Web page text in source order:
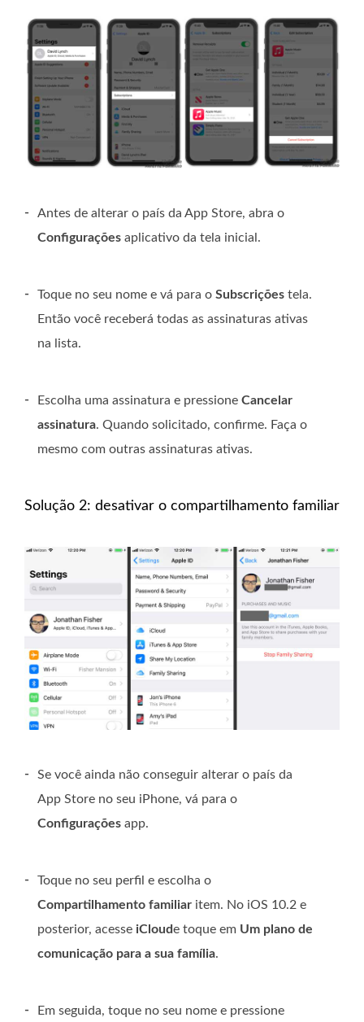
-
Antes de alterar o país da App Store, abra o
Configurações aplicativo da tela inicial.
- Toque no seu nome e vá para o Subscrições tela.
Então você receberá todas as assinaturas ativas
na lista.
- Escolha uma assinatura e pressione Cancelar
assinatura. Quando solicitado, confirme. Faça o
mesmo com outras assinaturas ativas.
Solução 2: desativar o compartilhamento familiar
-
Se você ainda não conseguir alterar o país da
App Store no seu iPhone, vá para o
Configurações app.
-
Toque no seu perfil e escolha o
Compartilhamento familiar item. No iOS 10.2 e
posterior, acesse iCloude toque em Um plano de
comunicação para a sua família.
- Em seguida, toque no seu nome e pressione